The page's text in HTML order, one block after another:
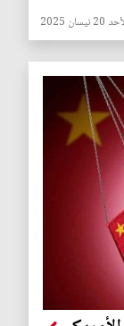
نيسان 2025